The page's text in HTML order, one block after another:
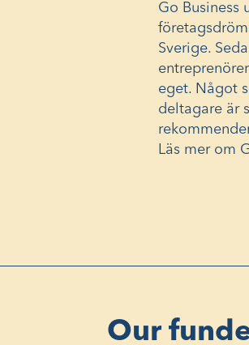
Go
Sverige.
eget. Något
deltagare är
Läs mer om
Our